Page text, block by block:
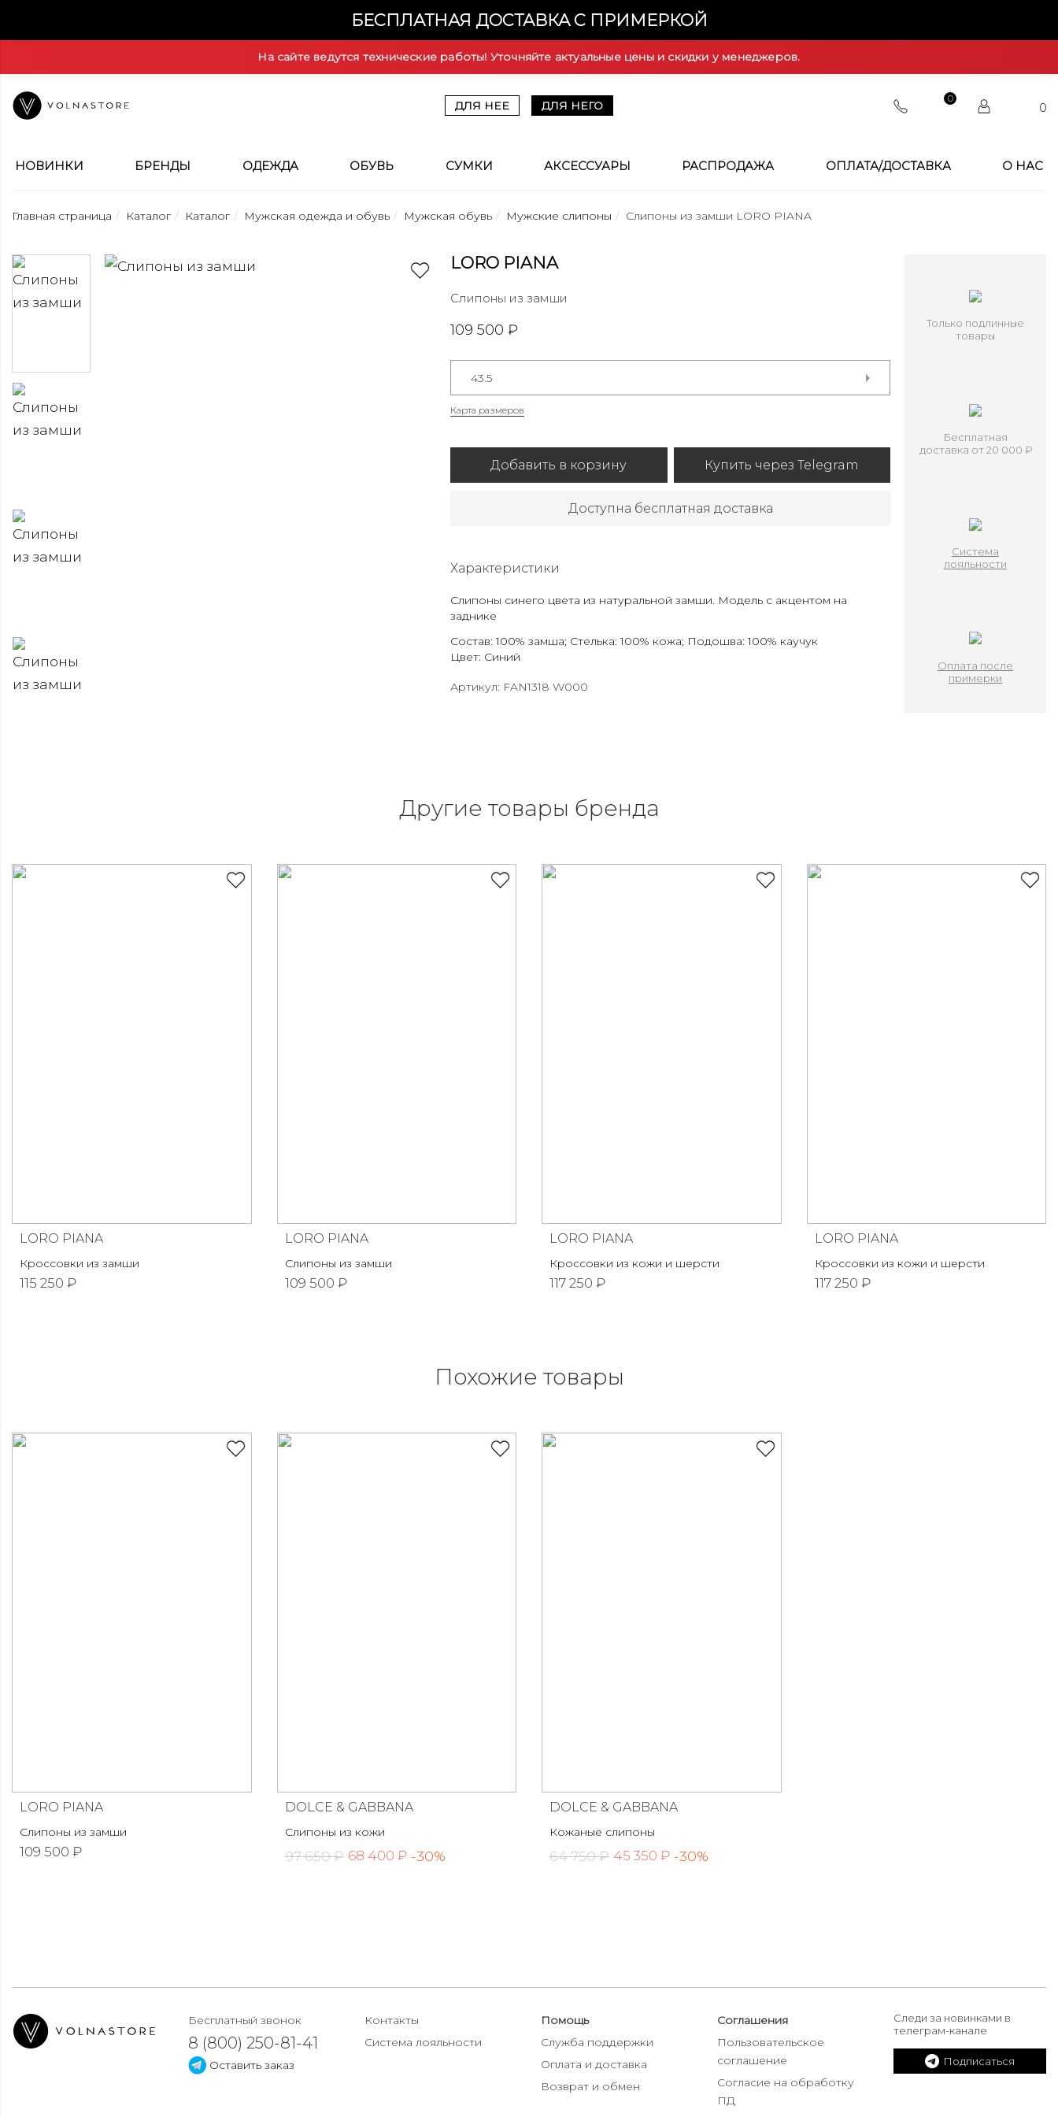
БЕСПЛАТНАЯ ДОСТАВКА С ПРИМЕРКОЙ
На сайте ведутся технические работы! Уточняйте актуальные цены и скидки у менеджеров.
ДЛЯ НЕЕ ДЛЯ НЕГО
0
0
НОВИНКИ БРЕНДЫ ОДЕЖДА ОБУВЬ СУМКИ АКСЕССУАРЫ РАСПРОДАЖА ОПЛАТА/ДОСТАВКА О НАС
Главная страница Каталог Каталог Мужская одежда и обувь Мужская обувь Мужские слипоны Слипоны из замши LORO PIANA
LORO PIANA
Слипоны из замши
109 500 ₽
43.5
Карта размеров
Добавить в корзину Купить через Telegram
Доступна бесплатная доставка
Характеристики
Слипоны синего цвета из натуральной замши. Модель с акцентом на
заднике
Состав: 100% замша; Стелька: 100% кожа; Подошва: 100% каучук
Цвет: Синий
Артикул: FAN1318 W000
Только подлинные
товары
Бесплатная
доставка от 20 000 ₽
Система
лояльности
Оплата после
примерки
Другие товары бренда
LORO PIANA
Кроссовки из замши
115 250 ₽
LORO PIANA
Слипоны из замши
109 500 ₽
LORO PIANA
Кроссовки из кожи и шерсти
117 250 ₽
LORO PIANA
Кроссовки из кожи и шерсти
117 250 ₽
Похожие товары
LORO PIANA
Слипоны из замши
109 500 ₽
DOLCE & GABBANA
Слипоны из кожи
97 650 ₽ 68 400 ₽ -30%
DOLCE & GABBANA
Кожаные слипоны
64 750 ₽ 45 350 ₽ -30%
Бесплатный звонок
8 (800) 250-81-41
Оставить заказ
Контакты
Система лояльности
Помощь
Служба поддержки
Оплата и доставка
Возврат и обмен
Соглашения
Пользовательское
соглашение
Согласие на обработку
ПД
Следи за новинками в
телеграм-канале
Подписаться